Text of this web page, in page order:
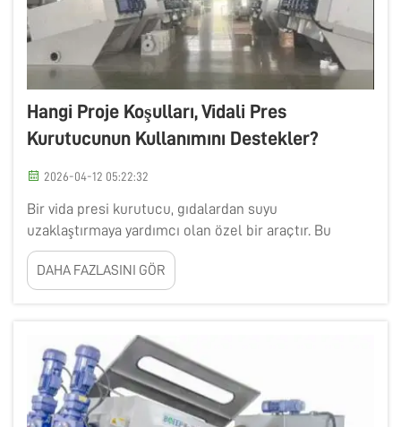
Hangi Proje Koşulları, Vidali Pres
Kurutucunun Kullanımını Destekler?
2026-04-12 05:22:32
Bir vida presi kurutucu, gıdalardan suyu
uzaklaştırmaya yardımcı olan özel bir araçtır. Bu
durum önemlidir çünkü gıda ürünlerinin raf ömrünü
önemli ölçüde uzatır ve tadında küçük değişikliklere
neden olabilir. Projenizin yapısı, vida presi
gerçekten karar verir. F...
DAHA FAZLASINI GÖR